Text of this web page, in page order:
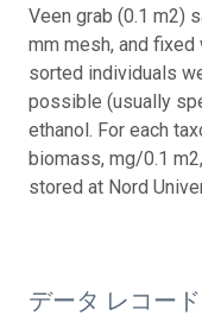
Veen grab (0.1 m2)
mm mesh, and
sorted individuals
possible (usually
ethanol. For each
biomass, mg/0.1
stored at Nord
データ レコード